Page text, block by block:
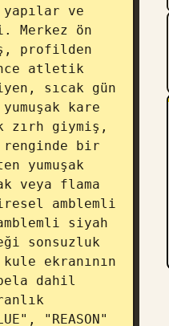
ve
Merkez ön
profilden
atletik
sıcak gün
kare
zırh giymiş,
renginde bir
yumuşak
veya flama
amblemli
siyah
sonsuzluk
ekranının
dahil
"REASON"